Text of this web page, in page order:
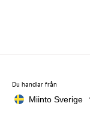
Du handlar från
Miinto Sverige